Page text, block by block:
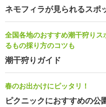
ネモフィラが見られるスポ
全国各地のおすすめ潮干狩り
るもの採り方のコツも
潮干狩りガイド
春のお出かけにピッタリ！
ピクニックにおすすめの公